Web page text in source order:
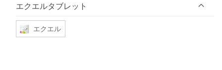
エクエルタブレット
エクエル